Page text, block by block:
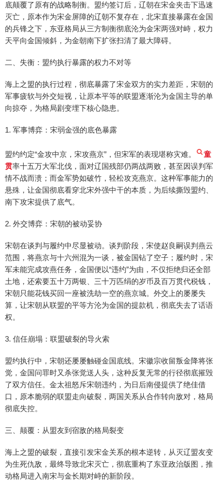
底颠覆了原有的战略制衡。盟约签订后，辽朝在宋金夹击下迅速
灭亡，原本作为宋金屏障的辽朝不复存在，北宋直接暴露在金国
的兵锋之下，东亚格局从三方制衡彻底沦为金宋两强对峙，权力
天平向金国倾斜，为金朝南下扩张扫清了最大障碍。
二、失衡：盟约执行暴露的权力不对等
海上之盟的执行过程，彻底暴露了宋金双方的实力差距，宋朝的
军事疲软与外交短视，让原本平等的联盟逐渐沦为金国主导的单
向掠夺，为格局剧变埋下核心隐患。
1. 军事博弈：宋弱金强的底色暴露
盟约约定“金攻中京，宋攻燕京”，但宋军的表现堪称灾难。
童
贯率十五万大军北伐，面对辽国残部仍两战两败，甚至因误判军
情不战而溃；而金军势如破竹，轻松攻克燕京。这种军事能力的
悬殊，让金国彻底看穿北宋外强中干的本质，为后续撕毁盟约、
南下攻宋提供了底气。
2. 外交博弈：宋朝的被动妥协
宋朝在谈判与履约中尽显被动。谈判阶段，宋使赵良嗣误判燕云
范围，将燕京与十六州混为一谈，被金国钻了空子；履约时，宋
军未能完成攻燕任务，金国便以“违约”为由，不仅拒绝归还全部
土地，还索要五十万两银、三十万匹绢的岁币及百万贯代税钱，
宋朝只能花钱买回一座被洗劫一空的燕京城。外交上的屡屡失
算，让宋朝从联盟的平等方沦为金国的提款机，彻底失去了话语
权。
3. 信任崩塌：联盟破裂的导火索
盟约执行中，宋朝还屡屡触碰金国底线。宋徽宗收留叛金降将张
觉，金国问罪时又杀张觉送人头，这种反复无常的行径彻底摧毁
了双方信任。金太祖怒斥宋朝违约，为日后南侵提供了绝佳借
口，原本脆弱的联盟走向破裂，两国关系从合作转向敌对，格局
彻底失控。
三、颠覆：从盟友到宿敌的格局裂变
海上之盟的破裂，直接引发宋金关系的根本逆转，从灭辽盟友变
为生死仇敌，最终导致北宋灭亡，彻底重构了东亚政治版图，推
动格局进入南宋与金长期对峙的新阶段。